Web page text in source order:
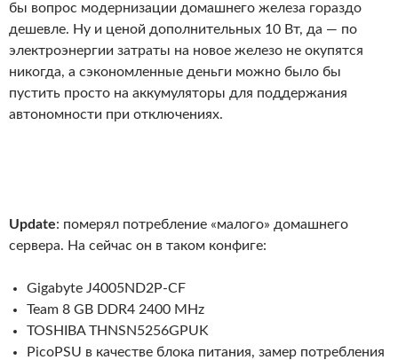
бы вопрос модернизации домашнего железа гораздо
дешевле. Ну и ценой дополнительных 10 Вт, да — по
электроэнергии затраты на новое железо не окупятся
никогда, а сэкономленные деньги можно было бы
пустить просто на аккумуляторы для поддержания
автономности при отключениях.
Update: померял потребление «малого» домашнего
сервера. На сейчас он в таком конфиге:
Gigabyte J4005ND2P-CF
Team 8 GB DDR4 2400 MHz
TOSHIBA THNSN5256GPUK
PicoPSU в качестве блока питания, замер потребления